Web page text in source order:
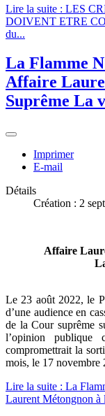
Lire la suite : LES
DOIVENT ETRE
du...
La Flamme
Affaire
Suprême La
Imprimer
E-mail
Détails
Création : 2
Affaire
Le 23 août 2022, le
d’une audience en
de la Cour suprême
l’opinion publique
compromettrait la
mois, le 17 novembre
Lire la suite : La
Laurent Métongnon à